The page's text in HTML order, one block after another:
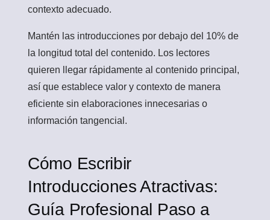
contexto adecuado.
Mantén las introducciones por debajo del 10% de
la longitud total del contenido. Los lectores
quieren llegar rápidamente al contenido principal,
así que establece valor y contexto de manera
eficiente sin elaboraciones innecesarias o
información tangencial.
Cómo Escribir
Introducciones Atractivas:
Guía Profesional Paso a